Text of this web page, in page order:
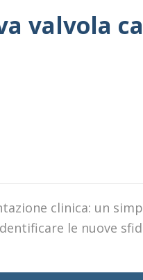
valvola
clinica: un
le nuove